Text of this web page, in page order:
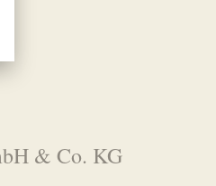
& Co. KG